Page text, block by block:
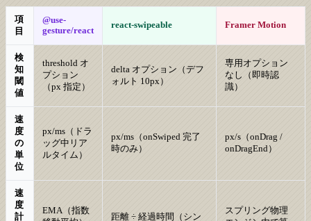
項
目
@use-
gesture/react
react-swipeable Framer Motion
検
知
閾
値
threshold オ
プション
（px 指定）
delta オプション（デフ
ォルト 10px）
専用オプション
なし（即時認
識）
速
度
の
単
位
px/ms（ドラ
ッグ中リア
ルタイム）
px/ms（onSwiped 完了
時のみ）
px/s（onDrag /
onDragEnd）
速
度
計
EMA（指数
距離 ÷ 経過時間（シン
スプリング物理